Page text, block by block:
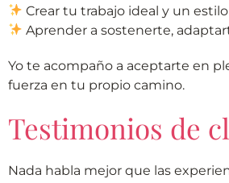
Crear tu trabajo ideal y un
Aprender a sostenerte,
Yo te acompaño a aceptarte en
fuerza en tu propio camino.
Testimonios de
Nada habla mejor que las